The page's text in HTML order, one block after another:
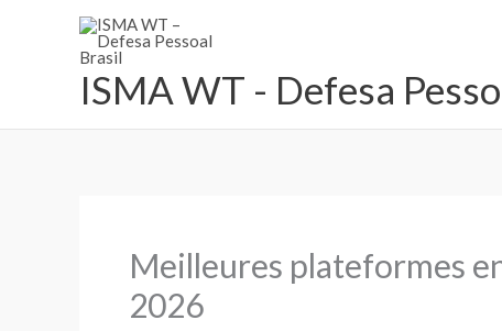
ISMA WT - Defesa
Meilleures plateformes
2026